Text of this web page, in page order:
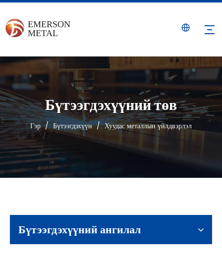
Бүтээгдэхүүний төв
Гэр / Бүтээгдэхүүн / Хуудас металлын үйлдвэрлэл
Бүтээгдэхүүний ангилал